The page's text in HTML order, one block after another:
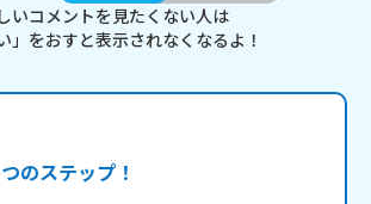
いコメントを見たくない人は
」をおすと表示されなくなるよ！
のステップ！